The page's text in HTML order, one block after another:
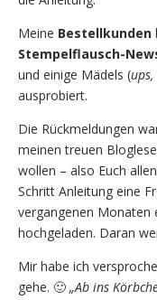
Meine Bestellkunden
Stempelflausch-
und einige Mädels (
ausprobiert.
Die Rückmeldungen
meinen treuen
wollen – also Euch
Schritt Anleitung eine
vergangenen Monaten
hochgeladen. Daran
Mir habe ich
gehe. 🙂 „Ab ins